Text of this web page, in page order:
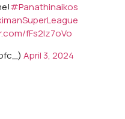
#Panathinaikos
fFs2Iz7oVo
April 3, 2024